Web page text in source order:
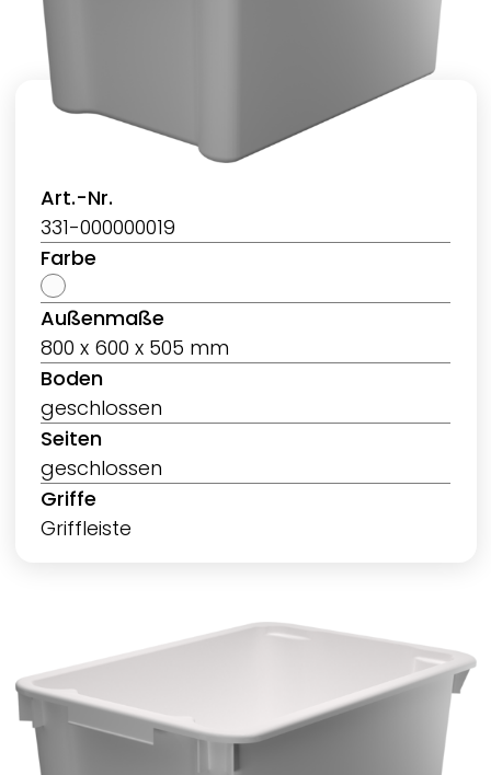
Art.-Nr.
331-000000019
Farbe
Außenmaße
800 x 600 x 505 mm
Boden
geschlossen
Seiten
geschlossen
Griffe
Griffleiste